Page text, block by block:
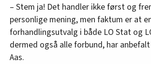
– Stem ja! Det handler ikke først og
personlige mening, men faktum er at
forhandlingsutvalg i både LO Stat og
dermed også alle forbund, har
Aas.